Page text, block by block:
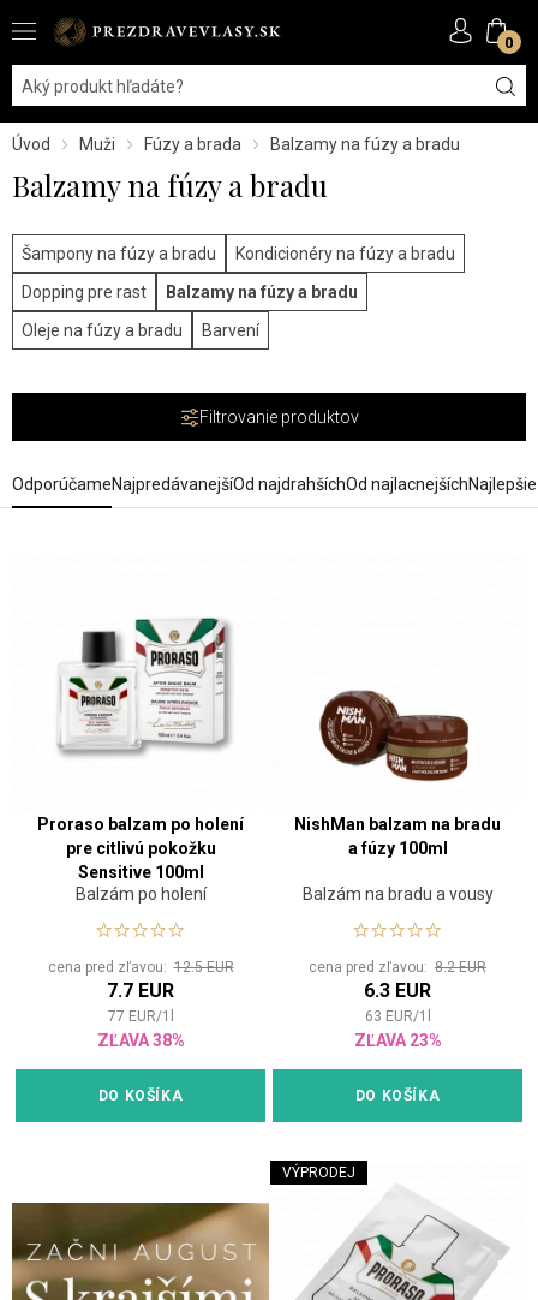
0
Úvod Muži Fúzy a brada Balzamy na fúzy a bradu
Balzamy na fúzy a bradu
Šampony na fúzy a bradu
Kondicionéry na fúzy a bradu
Dopping pre rast
Balzamy na fúzy a bradu
Oleje na fúzy a bradu
Barvení
Filtrovanie produktov
OdporúčameNajpredávanejšíOd najdrahšíchOd najlacnejších
Proraso balzam po holení
pre citlivú pokožku
Sensitive 100ml
Balzám po holení
cena pred zľavou:12.5 EUR
7.7 EUR
77 EUR/1
ZĽAVA 38%
DO KOŠÍKA
NishMan balzam na bradu
a fúzy 100ml
Balzám na bradu a vousy
cena pred zľavou: 8.2 EUR
6.3 EUR
63 EUR/1
ZĽAVA 23%
DO KOŠÍKA
VÝPRODEJ